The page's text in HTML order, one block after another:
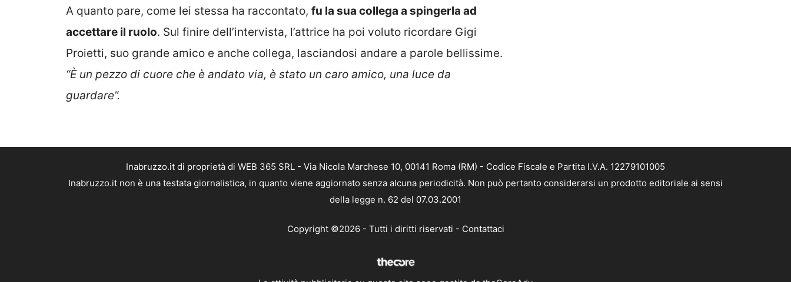
A quanto pare, come lei stessa ha raccontato, fu la sua collega a spingerla ad
accettare il ruolo. Sul finire dell’intervista, l’attrice ha poi voluto ricordare Gigi
Proietti, suo grande amico e anche collega, lasciandosi andare a parole bellissime.
“È un pezzo di cuore che è andato via, è stato un caro amico, una luce da
guardare”.
Inabruzzo.it di proprietà di WEB 365 SRL - Via Nicola Marchese 10, 00141 Roma (RM) - Codice Fiscale e Partita I.V.A. 12279101005
Inabruzzo.it non è una testata giornalistica, in quanto viene aggiornato senza alcuna periodicità. Non può pertanto considerarsi un prodotto editoriale ai sensi
della legge n. 62 del 07.03.2001
Copyright ©2026 - Tutti i diritti riservati - Contattaci